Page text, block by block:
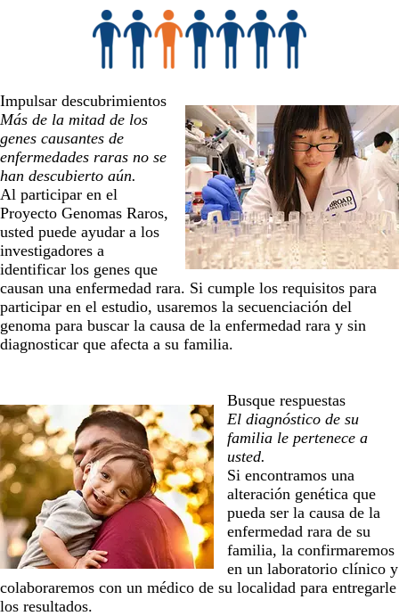
Impulsar descubrimientos
Más de la mitad de los
genes causantes de
enfermedades raras no se
han descubierto aún.
Al participar en el
Proyecto Genomas Raros,
usted puede ayudar a los
investigadores a
identificar los genes que
causan una enfermedad rara. Si cumple los requisitos para
participar en el estudio, usaremos la secuenciación del
genoma para buscar la causa de la enfermedad rara y sin
diagnosticar que afecta a su familia.
Busque respuestas
El diagnóstico de su
familia le pertenece a
usted.
Si encontramos una
alteración genética que
pueda ser la causa de la
enfermedad rara de su
familia, la confirmaremos
en un laboratorio clínico y
colaboraremos con un médico de su localidad para entregarle
los resultados.